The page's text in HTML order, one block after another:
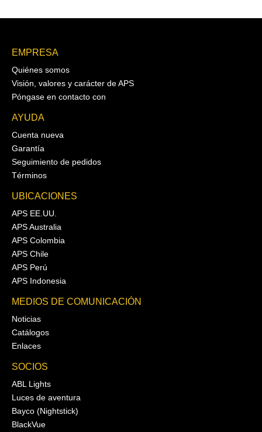
EMPRESA
Quiénes somos
Visión, valores y carácter de APS
Póngase en contacto con
AYUDA
Cuenta nueva
Garantía
Seguimiento de pedidos
Términos
UBICACIONES
APS EE.UU.
APS Australia
APS Colombia
APS Chile
APS Perú
APS Indonesia
MEDIOS DE COMUNICACIÓN
Noticias
Catálogos
Enlaces
SOCIOS
ABL Lights
Luces de aventura
Bayco (Nightstick)
BlackVue